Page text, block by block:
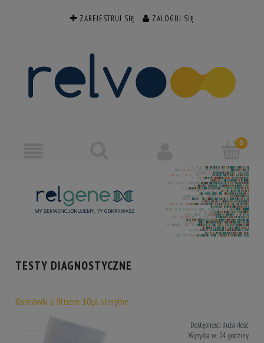
ZAREJESTRUJ SIĘ ZALOGUJ SIĘ
TESTY DIAGNOSTYCZNE
Końcówki z filtrem 10µl sterylne
Dostępność:duża ilość
Wysyłka w: 24 godziny